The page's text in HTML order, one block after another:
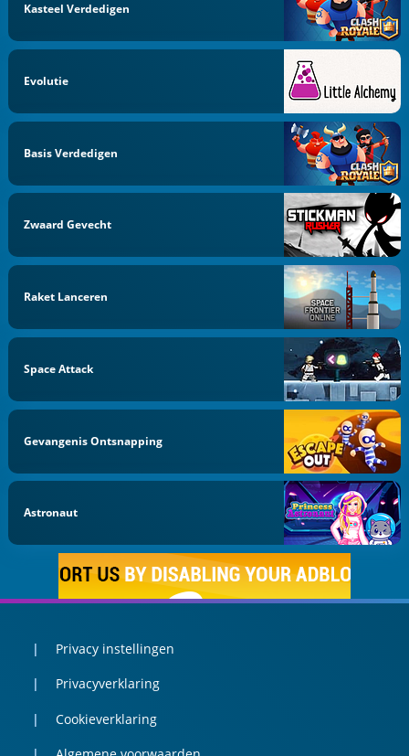
Kasteel Verdedigen
Evolutie
Basis Verdedigen
Zwaard Gevecht
Raket Lanceren
Space Attack
Gevangenis Ontsnapping
Astronaut
Privacy instellingen
Privacyverklaring
Cookieverklaring